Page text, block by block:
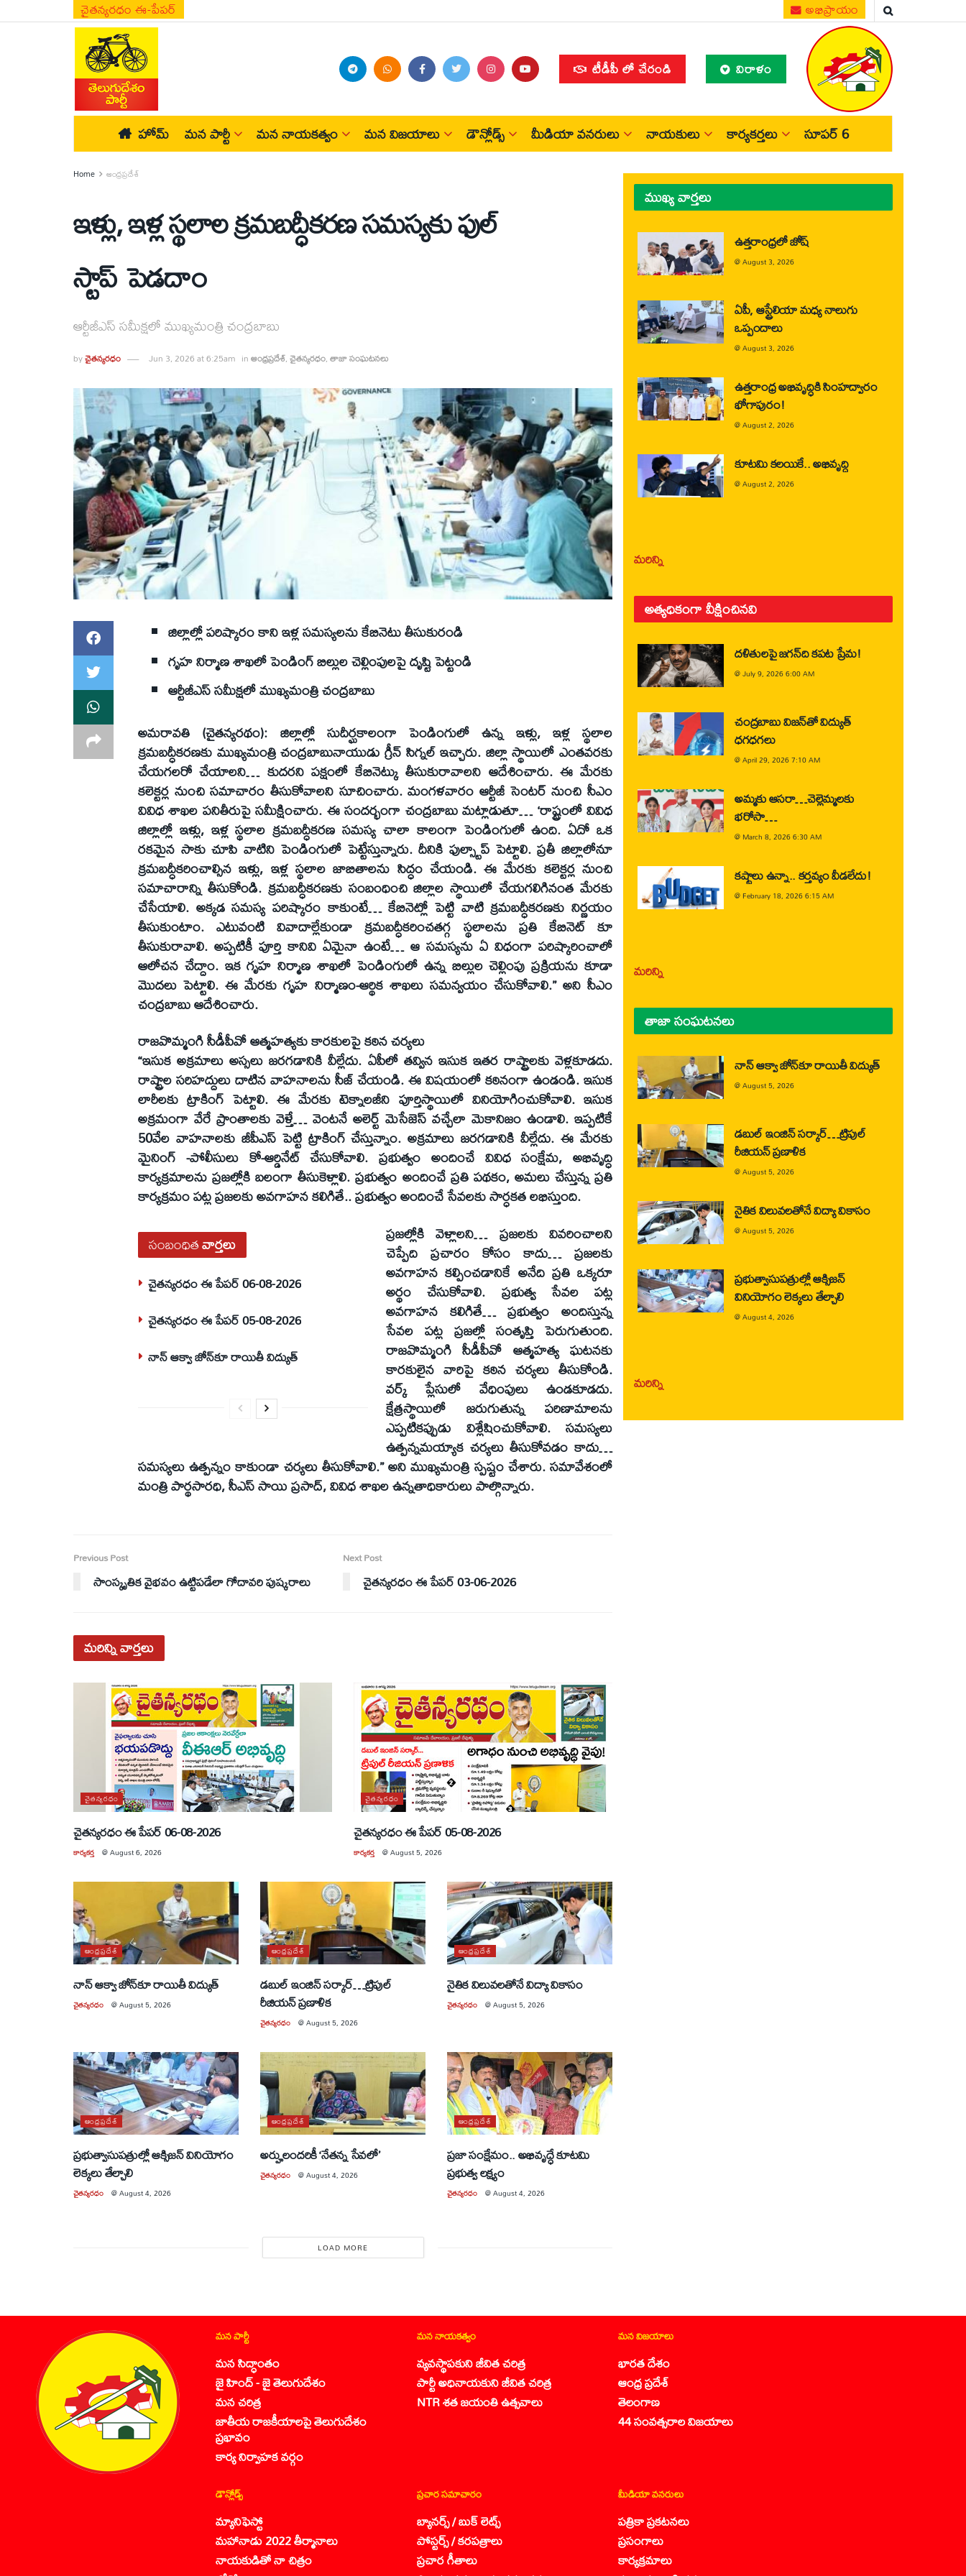
చైతన్యరధం ఈ-పేపర్ అభిప్రాయం
టీడీపీ లో చేరండి విరాళం
హోమ్ మన పార్టీ మన నాయకత్వం మన విజయాలు డౌన్లోడ్స్ మీడియా వనరులు నాయకులు కార్యకర్తలు సూపర్ 6
Home ఆంధ్రప్రదేశ్
ఇళ్లు, ఇళ్ల స్థలాల క్రమబద్ధీకరణ సమస్యకు ఫుల్
స్టాప్ పెడదాం
ఆర్టీజీఎస్ సమీక్షలో ముఖ్యమంత్రి చంద్రబాబు
byచైతన్యరధం Jun 3, 2026 at 6:25am inఆంధ్రప్రదేశ్,చైతన్యరధం,తాజా సంఘటనలు
జిల్లాల్లో పరిష్కారం కాని ఇళ్ల సమస్యలను కేబినెటు తీసుకురండి
గృహ నిర్మాణ శాఖలో పెండింగ్ బిల్లుల చెల్లింపులపై దృష్టి పెట్టండి
ఆర్టీజీఎస్ సమీక్షలో ముఖ్యమంత్రి చంద్రబాబు
అమరావతి (చైతన్యరథం): జిల్లాల్లో సుదీర్ఘకాలంగా పెండింగులో ఉన్న ఇళ్లు, ఇళ్ల స్థలాల
క్రమబద్ధీకరణకు ముఖ్యమంత్రి చంద్రబాబునాయుడు గ్రీన్ సిగ్నల్ ఇచ్చారు. జిల్లా స్థాయిలో ఎంతవరకు
చేయగలరో చేయాలని… కుదరని పక్షంలో కేబినెట్కు తీసుకురావాలని ఆదేశించారు. ఈ మేరకు
కలెక్టర్ల నుంచి సమాచారం తీసుకోవాలని సూచించారు. మంగళవారం ఆర్టీజీ సెంటర్ నుంచి సీఎం
వివిధ శాఖల పనితీరుపై సమీక్షించారు. ఈ సందర్భంగా చంద్రబాబు మట్లాడుతూ… ‘రాష్ట్రంలో వివిధ
జిల్లాల్లో ఇళ్లు, ఇళ్ల స్థలాల క్రమబద్ధీకరణ సమస్య చాలా కాలంగా పెండింగులో ఉంది. ఏదో ఒక
రకమైన సాకు చూపి వాటిని పెండింగులో పెట్టేస్తున్నారు. దీనికి ఫుల్స్టాప్ పెట్టాలి. ప్రతీ జిల్లాలోనూ
క్రమబద్ధీకరించాల్సిన ఇళ్లు, ఇళ్ల స్థలాల జాబితాలను సిద్ధం చేయండి. ఈ మేరకు కలెక్టర్ల నుంచి
సమాచారాన్ని తీసుకోండి. క్రమబద్ధీకరణకు సంబంధించి జిల్లాల స్థాయిలో చేయగలిగినంత మేరకు
చేసేయాలి. అక్కడ సమస్య పరిష్కారం కాకుంటే… కేబినెట్లో పెట్టి వాటి క్రమబద్ధీకరణకు నిర్ణయం
తీసుకుంటాం. ఎటువంటి వివాదాల్లేకుండా క్రమబద్ధీకరించతగ్గ స్థలాలను ప్రతి కేబినెట్ కూ
తీసుకురావాలి. అప్పటికీ పూర్తి కానివి ఏమైనా ఉంటే… ఆ సమస్యను ఏ విధంగా పరిష్కారించాలో
ఆలోచన చేద్దాం. ఇక గృహ నిర్మాణ శాఖలో పెండింగులో ఉన్న బిల్లుల చెల్లింపు ప్రక్రియను కూడా
మొదలు పెట్టాలి. ఈ మేరకు గృహ నిర్మాణం-ఆర్థిక శాఖలు సమన్వయం చేసుకోవాలి.” అని సీఎం
చంద్రబాబు ఆదేశించారు.
రాజవొమ్మంగి సీడీపీవో ఆత్మహత్యకు కారకులపై కఠిన చర్యలు
“ఇసుక అక్రమాలు అస్సలు జరగడానికి వీల్లేదు. ఏపీలో తవ్విన ఇసుక ఇతర రాష్ట్రాలకు వెళ్లకూడదు.
రాష్ట్రాల సరిహద్దులు దాటిన వాహనాలను సీజ్ చేయండి. ఈ విషయంలో కఠినంగా ఉండండి. ఇసుక
లారీలకు ట్రాకింగ్ పెట్టాలి. ఈ మేరకు టెక్నాలజీని పూర్తిస్థాయిలో వినియోగించుకోవాలి. ఇసుక
అక్రమంగా వేరే ప్రాంతాలకు వెళ్తే… వెంటనే అలెర్ట్ మెసేజెస్ వచ్చేలా మెకానిజం ఉండాలి. ఇప్పటికే
50వేల వాహనాలకు జీపీఎస్ పెట్టి ట్రాకింగ్ చేస్తున్నాం. అక్రమాలు జరగడానికి వీల్లేదు. ఈ మేరకు
మైనింగ్ -పోలీసులు కో-ఆర్డినేట్ చేసుకోవాలి. ప్రభుత్వం అందించే వివిధ సంక్షేమ, అభివృద్ధి
కార్యక్రమాలను ప్రజల్లోకి బలంగా తీసుకెళ్లాలి. ప్రభుత్వం అందించే ప్రతి పథకం, అమలు చేస్తున్న ప్రతి
కార్యక్రమం పట్ల ప్రజలకు అవగాహన కలిగితే.. ప్రభుత్వం అందించే సేవలకు సార్ధకత లభిస్తుంది.
సంబంధితవార్తలు
చైతన్యరధం ఈ పేపర్ 06-08-2026
చైతన్యరధం ఈ పేపర్ 05-08-2026
నాన్ ఆక్వా జోన్‌కూ రాయితీ విద్యుత్
ప్రజల్లోకి వెళ్లాలని… ప్రజలకు వివరించాలని
చెప్పేది ప్రచారం కోసం కాదు… ప్రజలకు
అవగాహన కల్పించడానికే అనేది ప్రతి ఒక్కరూ
అర్థం చేసుకోవాలి. ప్రభుత్వ సేవల పట్ల
అవగాహన కలిగితే… ప్రభుత్వం అందిస్తున్న
సేవల పట్ల ప్రజల్లో సంతృప్తి పెరుగుతుంది.
రాజవొమ్మంగి సీడీపీవో ఆత్మహత్య ఘటనకు
కారకులైన వారిపై కఠిన చర్యలు తీసుకోండి.
వర్క్ ప్లేసులో వేధింపులు ఉండకూడదు.
క్షేత్రస్థాయిలో జరుగుతున్న పరిణామాలను
ఎప్పటికప్పుడు విశ్లేషించుకోవాలి. సమస్యలు
ఉత్పన్నమయ్యాక చర్యలు తీసుకోవడం కాదు…
సమస్యలు ఉత్పన్నం కాకుండా చర్యలు తీసుకోవాలి.” అని ముఖ్యమంత్రి స్పష్టం చేశారు. సమావేశంలో
మంత్రి పార్థసారధి, సీఎస్ సాయి ప్రసాద్, వివిధ శాఖల ఉన్నతాధికారులు పాల్గొన్నారు.
Previous Post
సాంస్కృతిక వైభవం ఉట్టిపడేలా గోదావరి పుష్కరాలు
Next Post
చైతన్యరధం ఈ పేపర్ 03-06-2026
మరిన్నివార్తలు
చైతన్యరధం
చైతన్యరధం ఈ పేపర్ 06-08-2026
కార్యకర్త @August 6, 2026
చైతన్యరధం
చైతన్యరధం ఈ పేపర్ 05-08-2026
కార్యకర్త @August 5, 2026
ఆంధ్రప్రదేశ్
నాన్ ఆక్వా జోన్‌కూ రాయితీ విద్యుత్
చైతన్యరధం @August 5, 2026
ఆంధ్రప్రదేశ్
డబుల్ ఇంజిన్ సర్కార్…ట్రిపుల్
రీజియన్ ప్రణాళిక
చైతన్యరధం @August 5, 2026
ఆంధ్రప్రదేశ్
నైతిక విలువలతోనే విద్యా వికాసం
చైతన్యరధం @August 5, 2026
ఆంధ్రప్రదేశ్
ప్రభుత్వాసుపత్రుల్లో ఆక్సిజన్ వినియోగం
లెక్కలు తేల్చాలి
చైతన్యరధం @August 4, 2026
ఆంధ్రప్రదేశ్
అర్హులందరికీ ‘నేతన్న సేవలో’
చైతన్యరధం @August 4, 2026
ఆంధ్రప్రదేశ్
ప్రజా సంక్షేమం.. అభివృద్ధే కూటమి
ప్రభుత్వ లక్ష్యం
చైతన్యరధం @August 4, 2026
LOAD MORE
ముఖ్య వార్తలు
ఉత్తరాంధ్రలో జోష్
@August 3, 2026
ఏపీ, ఆస్ట్రేలియా మధ్య నాలుగు
ఒప్పందాలు
@August 3, 2026
ఉత్తరాంధ్ర అభివృద్ధికి సింహద్వారం
భోగాపురం!
@August 2, 2026
కూటమి కలయికే.. అభివృద్ధి
@August 2, 2026
మరిన్ని
అత్యధికంగా వీక్షించినవి
దళితులపై జగన్‌ది కపట ప్రేమ!
@July 9, 2026 6:00 AM
చంద్రబాబు విజన్‌తో విద్యుత్
ధగధగలు
@April 29, 2026 7:10 AM
అమ్మకు ఆసరా…చెల్లెమ్మలకు
భరోసా…
@ March 8, 2026 6:30 AM
కష్టాలు ఉన్నా.. కర్తవ్యం వీడలేదు!
@February 18, 2026 6:15 AM
మరిన్ని
తాజా సంఘటనలు
నాన్ ఆక్వా జోన్‌కూ రాయితీ విద్యుత్
@August 5, 2026
డబుల్ ఇంజిన్ సర్కార్…ట్రిపుల్
రీజియన్ ప్రణాళిక
@August 5, 2026
నైతిక విలువలతోనే విద్యా వికాసం
@August 5, 2026
ప్రభుత్వాసుపత్రుల్లో ఆక్సిజన్
వినియోగం లెక్కలు తేల్చాలి
@August 4, 2026
మరిన్ని
మన పార్టీ
మన సిద్ధాంతం
జై హింద్ - జై తెలుగుదేశం
మన చరిత్ర
జాతీయ రాజకీయాలపై తెలుగుదేశం
ప్రభావం
కార్య నిర్వాహక వర్గం
మన నాయకత్వం
వ్యవస్థాపకుని జీవిత చరిత్ర
పార్టీ అధినాయకుని జీవిత చరిత్ర
NTR శత జయంతి ఉత్సవాలు
మన విజయాలు
భారత దేశం
ఆంధ్ర ప్రదేశ్
తెలంగాణ
44 సంవత్సరాల విజయాలు
డౌన్లోడ్స్
మ్యానిఫెస్టో
మహానాడు 2022 తీర్మానాలు
నాయకుడితో నా చిత్రం
ప్రచార సమాచారం
బ్యానర్స్ / బుక్ లెట్స్
పోస్టర్స్ / కరపత్రాలు
ప్రచార గీతాలు
మీడియా వనరులు
పత్రికా ప్రకటనలు
ప్రసంగాలు
కార్యక్రమాలు